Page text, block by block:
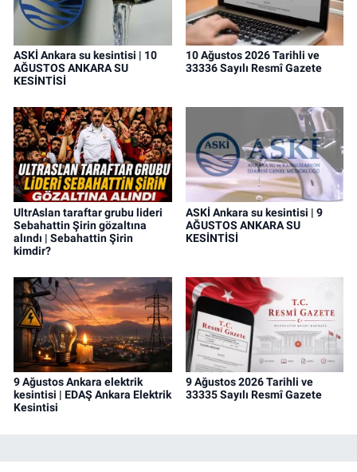
ASKİ Ankara su kesintisi | 10
AĞUSTOS ANKARA SU
KESİNTİSİ
10 Ağustos 2026 Tarihli ve
33336 Sayılı Resmî Gazete
UltrAslan taraftar grubu lideri
Sebahattin Şirin gözaltına
alındı | Sebahattin Şirin
kimdir?
ASKİ Ankara su kesintisi | 9
AĞUSTOS ANKARA SU
KESİNTİSİ
9 Ağustos Ankara elektrik
kesintisi | EDAŞ Ankara Elektrik
Kesintisi
9 Ağustos 2026 Tarihli ve
33335 Sayılı Resmî Gazete